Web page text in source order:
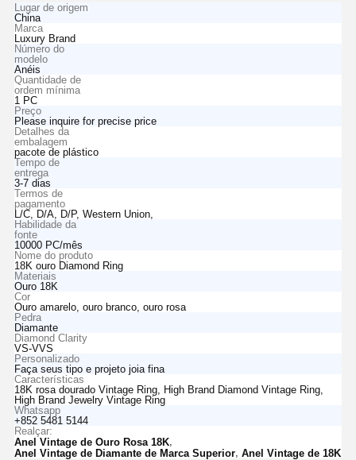
Lugar de origem
China
Marca
Luxury Brand
Número do
modelo
Anéis
Quantidade de
ordem mínima
1 PC
Preço
Please inquire for precise price
Detalhes da
embalagem
pacote de plástico
Tempo de
entrega
3-7 dias
Termos de
pagamento
L/C, D/A, D/P, Western Union,
Habilidade da
fonte
10000 PC/mês
Nome do produto
18K ouro Diamond Ring
Materiais
Ouro 18K
Cor
Ouro amarelo, ouro branco, ouro rosa
Pedra
Diamante
Diamond Clarity
VS-VVS
Personalizado
Faça seus tipo e projeto joia fina
Características
18K rosa dourado Vintage Ring, High Brand Diamond Vintage Ring,
High Brand Jewelry Vintage Ring
Whatsapp
+852 5481 5144
Realçar:
Anel Vintage de Ouro Rosa 18K,
Anel Vintage de Diamante de Marca Superior, Anel Vintage de 18K